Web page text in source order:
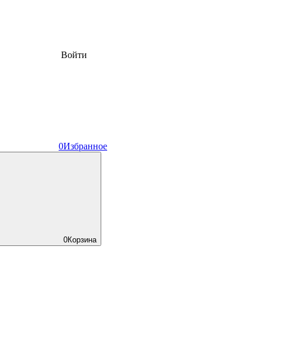
Войти
0Избранное
0Корзина